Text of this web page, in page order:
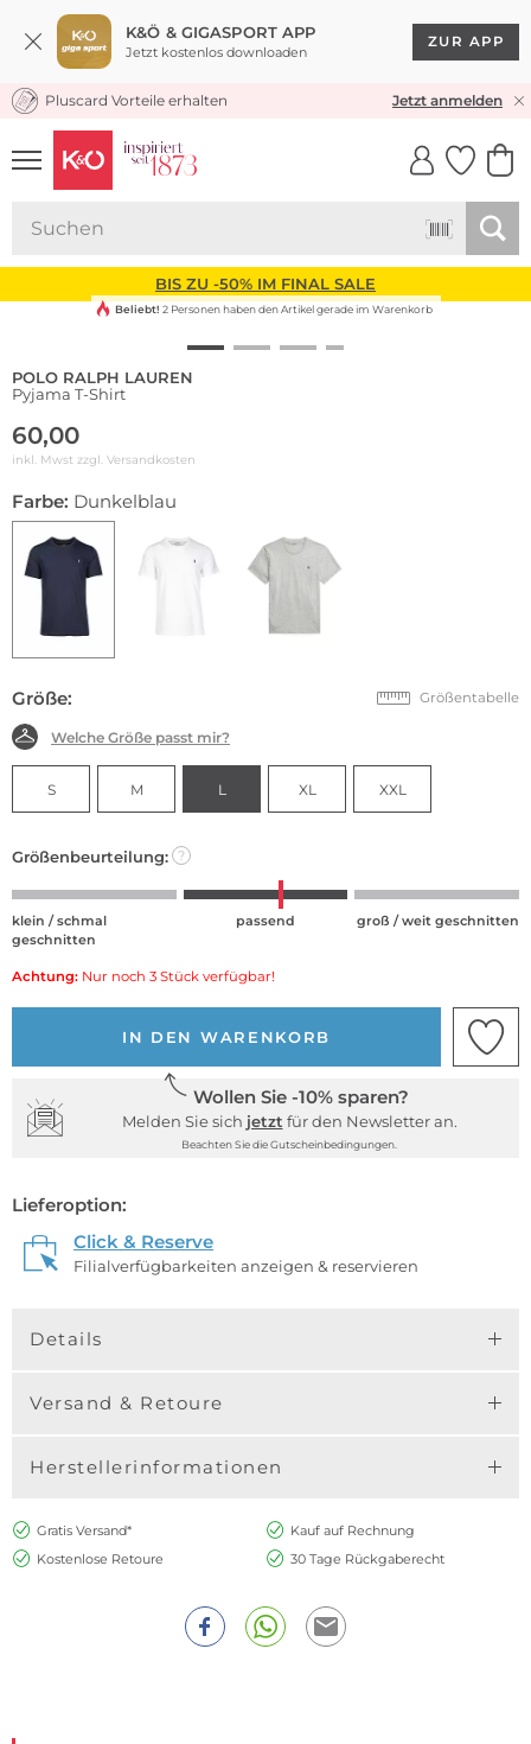
K&Ö & GIGASPORT APP
Jetzt kostenlos downloaden
ZUR APP
KOSTENLOSER VERSAND* & RÜCKVERSAND
Pluscard Vorteile erhalten Jetzt anmelden
UNSERE APP
CLICK &
BIS ZU -50% IM FINAL SALE
Beliebt! 2 Personen haben den Artikel gerade im Warenkorb
POLO RALPH LAUREN
Pyjama T-Shirt
60,00
inkl. Mwst zzgl. Versandkosten
Farbe: Dunkelblau
Größe: Größentabelle
Welche Größe passt mir?
S M L XL XXL
Größenbeurteilung: ?
klein / schmal
geschnitten
passend groß / weit geschnitten
Achtung: Nur noch 3 Stück verfügbar!
IN DEN WARENKORB
Wollen Sie -10% sparen?
Melden Sie sich jetzt für den Newsletter an.
Beachten Sie die Gutscheinbedingungen.
Lieferoption:
Click & Reserve
Filialverfügbarkeiten anzeigen & reservieren
Details
Versand & Retoure
Herstellerinformationen
Gratis Versand*
Kauf auf Rechnung
Kostenlose Retoure
30 Tage Rückgaberecht